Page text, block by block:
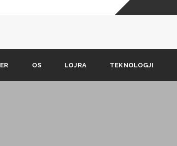
+ dhe YouTube
OS LOJRA TEKNOLOGJI